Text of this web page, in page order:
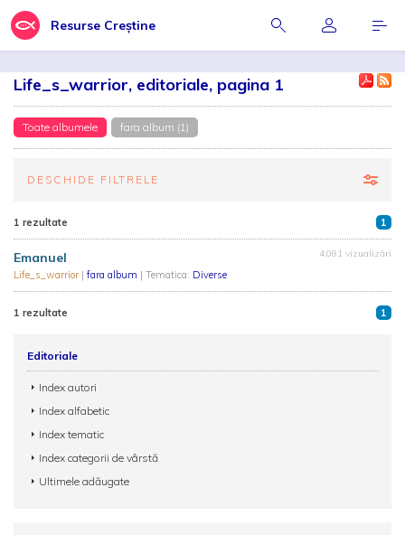
Resurse Creștine
Life_s_warrior, editoriale, pagina 1
Toate albumele fara album (1)
DESCHIDE FILTRELE
1 rezultate 1
Emanuel
Life_s_warrior | fara album | Tematica: Diverse
4.081 vizualizări
1 rezultate 1
Editoriale
Index autori
Index alfabetic
Index tematic
Index categorii de vârstă
Ultimele adăugate